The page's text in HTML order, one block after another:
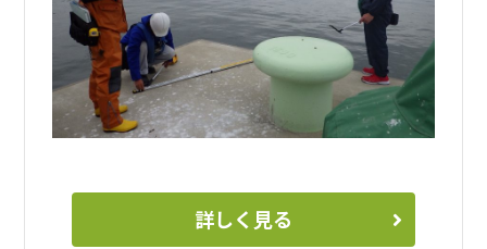
詳しく見る